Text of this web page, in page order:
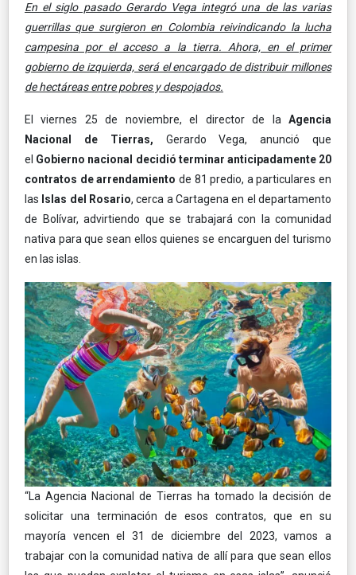
En el siglo pasado Gerardo Vega integró una de las varias
guerrillas que surgieron en Colombia reivindicando la lucha
campesina por el acceso a la tierra. Ahora, en el primer
gobierno de izquierda, será el encargado de distribuir millones
de hectáreas entre pobres y despojados.
El viernes 25 de noviembre, el director de la Agencia
Nacional de Tierras, Gerardo Vega, anunció que
el Gobierno nacional decidió terminar anticipadamente 20
contratos de arrendamiento de 81 predio, a particulares en
las Islas del Rosario, cerca a Cartagena en el departamento
de Bolívar, advirtiendo que se trabajará con la comunidad
nativa para que sean ellos quienes se encarguen del turismo
en las islas.
“La Agencia Nacional de Tierras ha tomado la decisión de
solicitar una terminación de esos contratos, que en su
mayoría vencen el 31 de diciembre del 2023, vamos a
trabajar con la comunidad nativa de allí para que sean ellos